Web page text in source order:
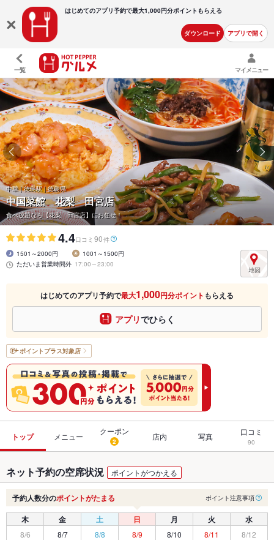
はじめてのアプリ予約で最大1,000円分ポイントもらえる
ダウンロード アプリで開く
一覧 マイメニュー
中華 | 徳島駅 | 徳島県
中国菜館 花梨 田宮店
食べ放題なら【花梨 田宮店】にお任せ！
4.4口コミ 90件
1501～2000円
1001～1500円
ただいま営業時間外 17:00～23:00
はじめてのアプリ予約で最大1,000円分ポイント もらえる
アプリでひらく
ポイントプラス対象店
トップ メニュー
クーポン
2 店内 写真 口コミ
90
ネット予約の空席状況 ポイントがつかえる
予約人数分のポイントがたまる ポイント注意事項
木 金 土 日 月 火 水
8/6 8/7 8/8 8/9 8/10 8/11 8/12